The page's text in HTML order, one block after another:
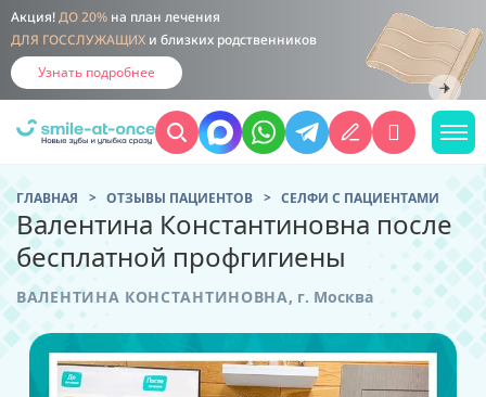
Акция! ДО 20% на план лечения
ДЛЯ ГОССЛУЖАЩИХ и близких родственников
Узнать подробнее
ГЛАВНАЯ ОТЗЫВЫ ПАЦИЕНТОВ CЕЛФИ С ПАЦИЕНТАМИ
Валентина Константиновна после
бесплатной профгигиены
ВАЛЕНТИНА КОНСТАНТИНОВНА, г. Москва